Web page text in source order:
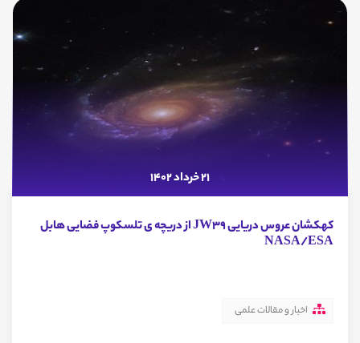
21 خرداد 1402
کهکشان عروس دریایی JW39 از دریچه ی تلسکوپ فضایی هابل
NASA/ESA
اخبار و مقالات علمی